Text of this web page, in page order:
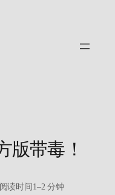
版带毒！
读时间 1–2 分钟